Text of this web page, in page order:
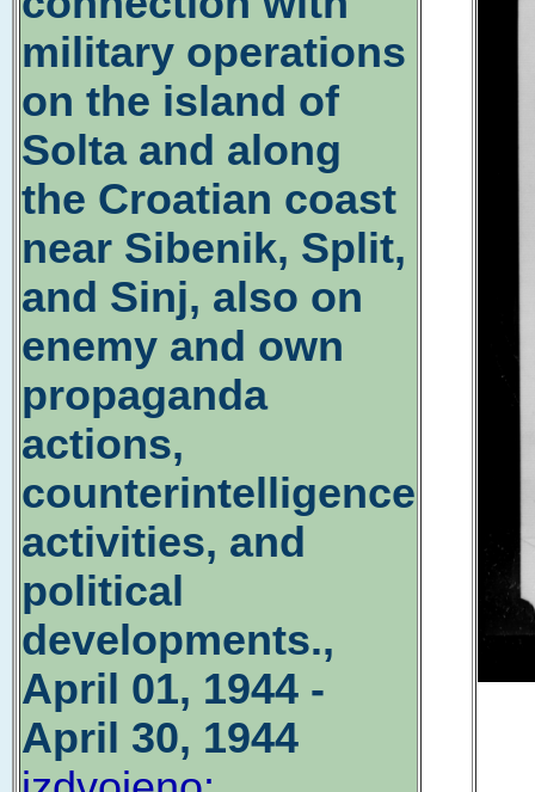
military operations
on the island of
Solta and along
the Croatian coast
near Sibenik, Split,
and Sinj, also on
enemy and own
propaganda
actions,
counterintelligence
activities, and
political
developments.,
April 01, 1944 -
April 30, 1944